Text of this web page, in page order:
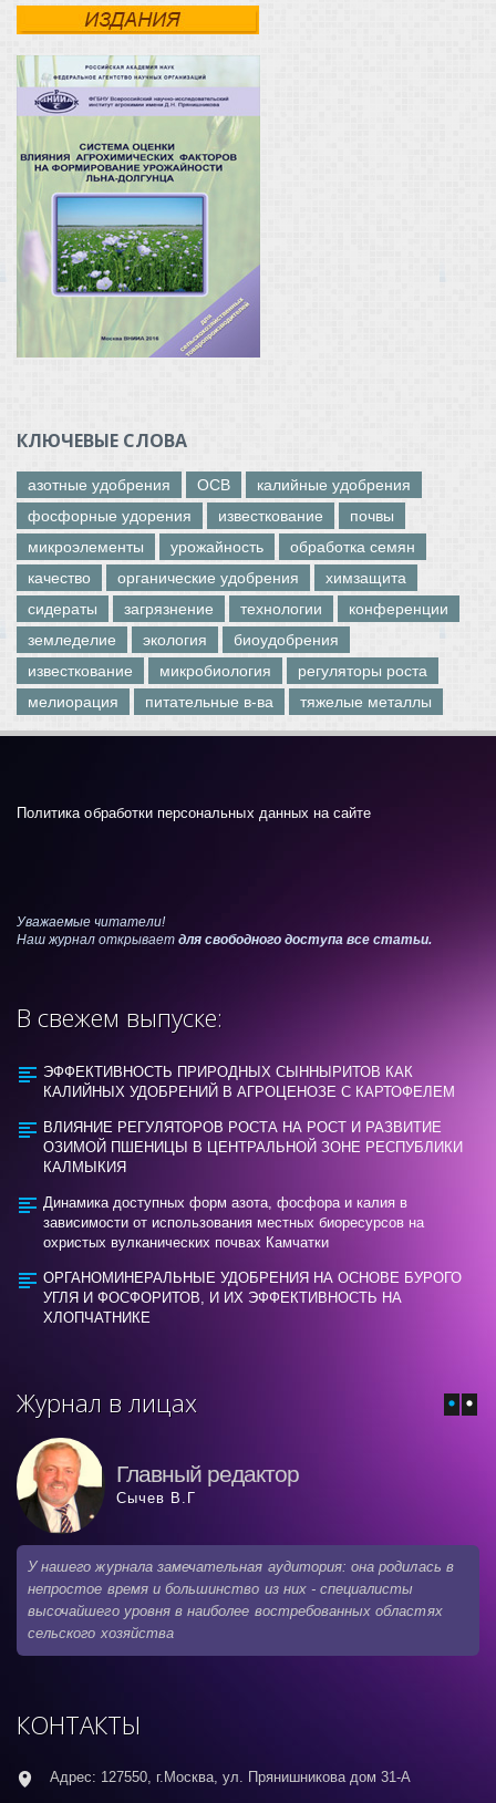
КЛЮЧЕВЫЕ СЛОВА
азотные удобрения ОСВ
калийные удобрения
фосфорные удорения
известкование
почвы
микроэлементы
урожайность
обработка семян
качество
органические удобрения
химзащита
сидераты
загрязнение технологии
конференции
земледелие
экология
биоудобрения
известкование
микробиология
регуляторы роста
мелиорация
питательные в-ва тяжелые металлы
Политика обработки персональных данных на сайте
Уважаемые читатели!
Наш журнал открывает для свободного доступа все статьи.
В свежем выпуске:
ЭФФЕКТИВНОСТЬ ПРИРОДНЫХ СЫННЫРИТОВ КАК
КАЛИЙНЫХ УДОБРЕНИЙ В АГРОЦЕНОЗЕ С КАРТОФЕЛЕМ
ВЛИЯНИЕ РЕГУЛЯТОРОВ РОСТА НА РОСТ И РАЗВИТИЕ
ОЗИМОЙ ПШЕНИЦЫ В ЦЕНТРАЛЬНОЙ ЗОНЕ РЕСПУБЛИКИ
КАЛМЫКИЯ
Динамика доступных форм азота, фосфора и калия в
зависимости от использования местных биоресурсов на
охристых вулканических почвах Камчатки
ОРГАНОМИНЕРАЛЬНЫЕ УДОБРЕНИЯ НА ОСНОВЕ БУРОГО
УГЛЯ И ФОСФОРИТОВ, И ИХ ЭФФЕКТИВНОСТЬ НА
ХЛОПЧАТНИКЕ
Журнал в лицах
Главный редактор
Сычев В.Г
У нашего журнала замечательная аудитория: она родилась в
непростое время и большинство из них - специалисты
высочайшего уровня в наиболее востребованных областях
сельского хозяйства
КОНТАКТЫ
Адрес: 127550, г.Москва, ул. Прянишникова дом 31-А